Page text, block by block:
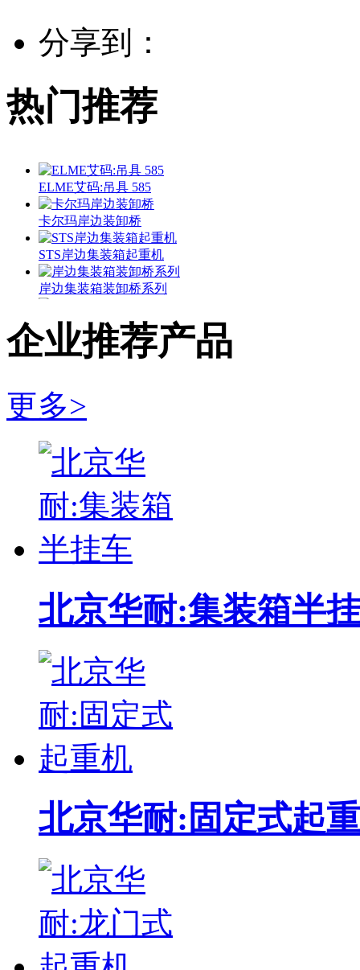
分享到：
热门推荐
ELME艾码:吊具 585
卡尔玛岸边装卸桥
STS岸边集装箱起重机
岸边集装箱装卸桥系列
正面吊 SRSC45H
龙工:LG260EC8集装箱堆高机 LG260EC8
RTG轮胎式龙门起重机
中联重科集装箱正面吊运机 ZLJCRS45-5型集装箱正面吊
岸边集装箱起重机
上海鼎盛桥式抓斗卸船机
无锡新川:电动轮胎式起重机
安徽合力H2000系列CPCD70-W3型7吨柴油叉车
超低移动电动升降平台车
德国(MAFO)集装箱堆高机
意大利faraone12.1米单桅杆升降平台
丰田2.5吨内燃柴油牵引车 02-2TD25
东莞市中原电瓶车式液压升降平台
企业推荐产品
更多>
北京华耐:集装箱半
北京华耐:固定式起